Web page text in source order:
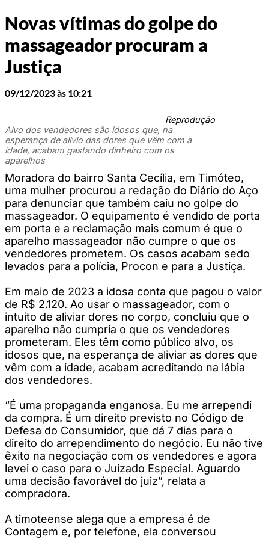
Novas vítimas do golpe do
massageador procuram a
Justiça
09/12/2023 às 10:21
Reprodução
Alvo dos vendedores são idosos que, na
esperança de alívio das dores que vêm com a
idade, acabam gastando dinheiro com os
aparelhos
Moradora do bairro Santa Cecília, em Timóteo,
uma mulher procurou a redação do Diário do Aço
para denunciar que também caiu no golpe do
massageador. O equipamento é vendido de porta
em porta e a reclamação mais comum é que o
aparelho massageador não cumpre o que os
vendedores prometem. Os casos acabam sedo
levados para a polícia, Procon e para a Justiça.
Em maio de 2023 a idosa conta que pagou o valor
de R$ 2.120. Ao usar o massageador, com o
intuito de aliviar dores no corpo, concluiu que o
aparelho não cumpria o que os vendedores
prometeram. Eles têm como público alvo, os
idosos que, na esperança de aliviar as dores que
vêm com a idade, acabam acreditando na lábia
dos vendedores.
“É uma propaganda enganosa. Eu me arrependi
da compra. É um direito previsto no Código de
Defesa do Consumidor, que dá 7 dias para o
direito do arrependimento do negócio. Eu não tive
êxito na negociação com os vendedores e agora
levei o caso para o Juizado Especial. Aguardo
uma decisão favorável do juiz”, relata a
compradora.
A timoteense alega que a empresa é de
Contagem e, por telefone, ela conversou